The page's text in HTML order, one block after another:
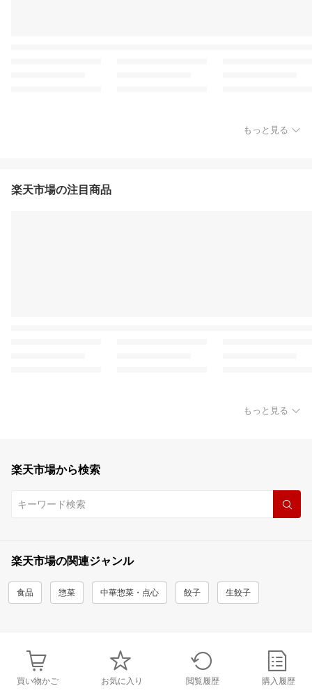
もっと見る
楽天市場の注目商品
もっと見る
楽天市場から検索
楽天市場の関連ジャンル
食品 惣菜 中華惣菜・点心 餃子 生餃子
買い物かご お気に入り 閲覧履歴 購入履歴